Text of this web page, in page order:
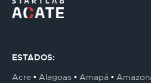
ESTADOS:
Acre
Alagoas Amapá